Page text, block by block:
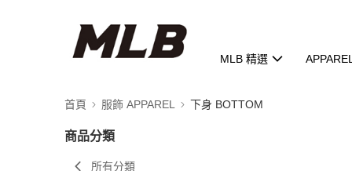
MLB 精選
首頁 服飾 APPAREL 下身 BOTTOM
商品分類
所有分類